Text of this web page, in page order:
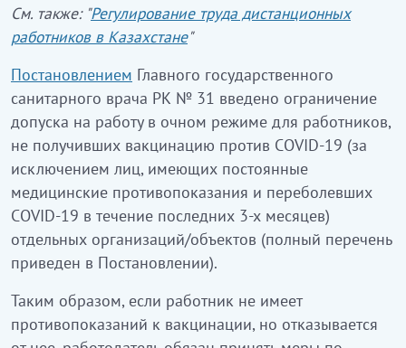
См. также: "Регулирование труда дистанционных
работников в Казахстане"
Постановлением Главного государственного
санитарного врача РК № 31 введено ограничение
допуска на работу в очном режиме для работников,
не получивших вакцинацию против COVID-19 (за
исключением лиц, имеющих постоянные
медицинские противопоказания и переболевших
COVID-19 в течение последних 3-х месяцев)
отдельных организаций/объектов (полный перечень
приведен в Постановлении).
Таким образом, если работник не имеет
противопоказаний к вакцинации, но отказывается